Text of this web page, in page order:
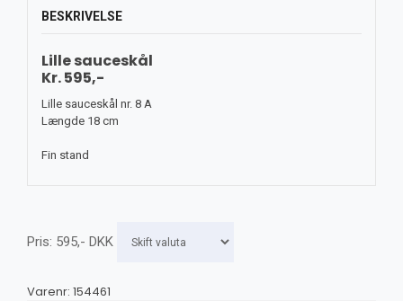
BESKRIVELSE
Lille sauceskål
Kr. 595,-
Lille sauceskål nr. 8 A
Længde 18 cm
Fin stand
Pris: 595,- DKK
Varenr: 154461